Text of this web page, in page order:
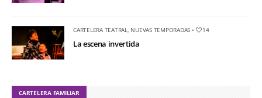
CARTELERA TEATRAL, NUEVAS TEMPORADAS • 14
La escena invertida
CARTELERA FAMILIAR